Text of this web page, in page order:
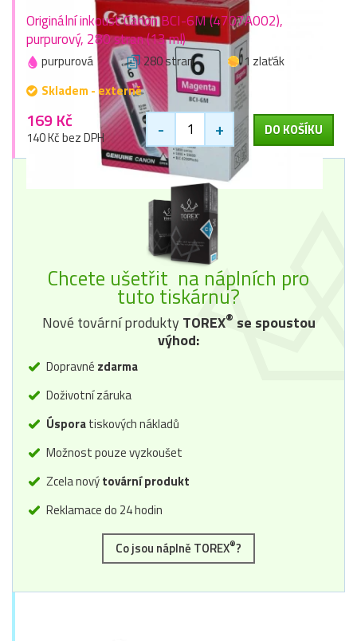
Originální inkoust Canon BCI-6M (4707A002),
purpurový, 280 stran (13 ml)
purpurová 280 stran
1 zlaťák
Skladem - externě
169 Kč
140 Kč bez DPH - + DO KOŠÍKU
Chcete ušetřit na náplních pro
tuto tiskárnu?
Nové tovární produktyTOREX® se spoustou
výhod:
Dopravné zdarma
Doživotní záruka
Úsporatiskových nákladů
Možnost pouze vyzkoušet
Zcela novýtovární produkt
Reklamace do 24 hodin
Co jsou náplně TOREX®?